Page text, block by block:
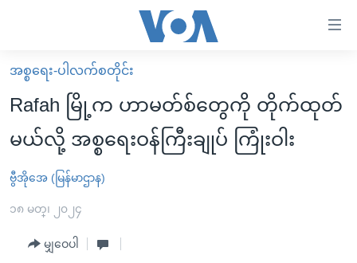
လွယ်ကူ
စေ
သည့်
များ
ပင်မ
မူလစာမျက်နှာ
မြန်မာ
ကမ္ဘာ့သတင်းများ
နိုင်ငံတကာ
အစ္စရေး-ပါလက်စတိုင်း
ဗွီဒီယို
အင်္ဂလိပ်စာလေ့လာမယ်
အစ္စရေး-ပါလက်စတိုင်း
Rafah မြို့က ဟာမတ်စ်တွေကို တိုက်ထုတ်
မယ်လို့ အစ္စရေးဝန်ကြီးချုပ် ကြုံးဝါး
ဗွီအိုအေ (မြန်မာဌာန)
၁၈ မတ္၊ ၂၀၂၄
မျှဝေပါ